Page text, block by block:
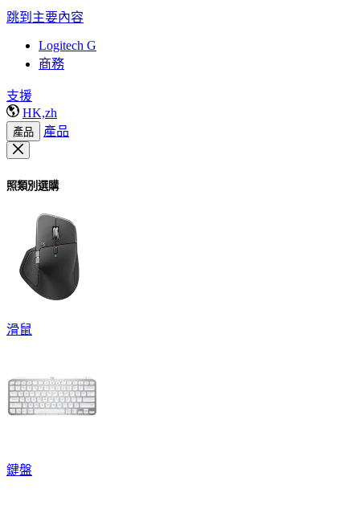
跳到主要內容
Logitech G
商務
支援
HK,zh
產品 產品
照類別選購
滑鼠
鍵盤